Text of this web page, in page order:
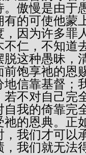
傲慢是由于
的可使他蒙
因为许多罪
仁，不知道
前饱享祂的恩
信靠基督；
不对自己完
我的倚靠完
的恩典。正
我们才可以
我们就无法